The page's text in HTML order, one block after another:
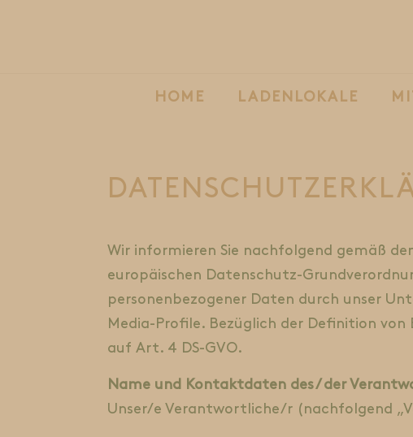
HOME LADENLOKALE
Wir informieren Sie nachfolgend gemäß
europäischen Datenschutz-
personenbezogener Daten durch unser
Media-Profile. Bezüglich der Definition
auf Art. 4 DS-GVO.
Name und Kontaktdaten des / der
Unser/e Verantwortliche/r (nachfolgend